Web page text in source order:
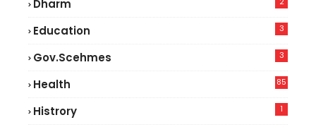
Dharm
Education 3
Gov.scehmes 3
Health
85
Histrory 1